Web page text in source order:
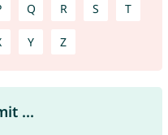
Q R S T
Y Z
...